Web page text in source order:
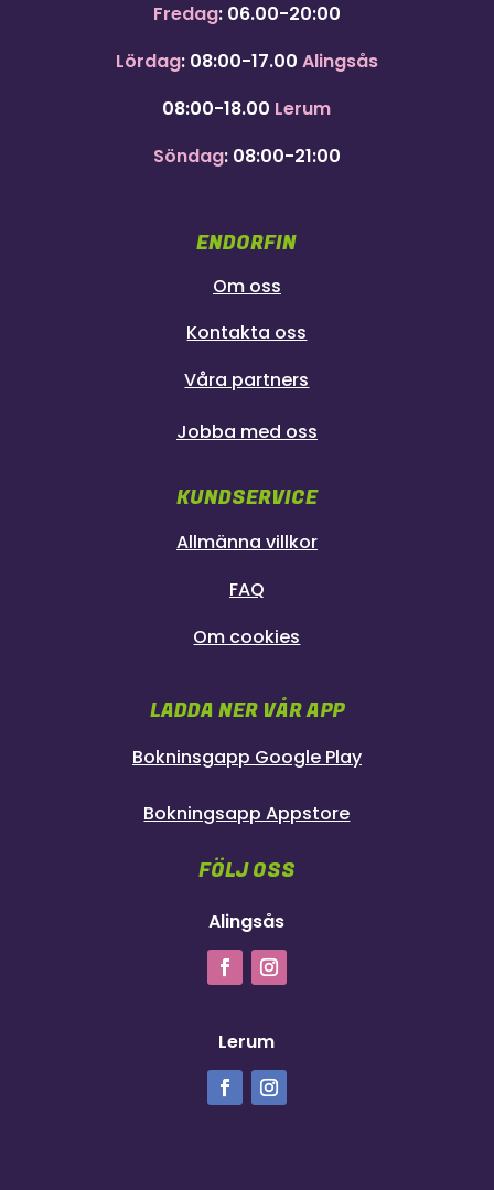
Fredag: 06.00-20:00
Lördag: 08:00-17.00 Alingsås
08:00-18.00 Lerum
Söndag: 08:00-21:00
ENDORFIN
Om oss
Kontakta oss
Våra partners
Jobba med oss
KUNDSERVICE
Allmänna villkor
FAQ
Om cookies
LADDA NER VÅR APP
Bokninsgapp Google Play
Bokningsapp Appstore
FÖLJ OSS
Alingsås
Lerum